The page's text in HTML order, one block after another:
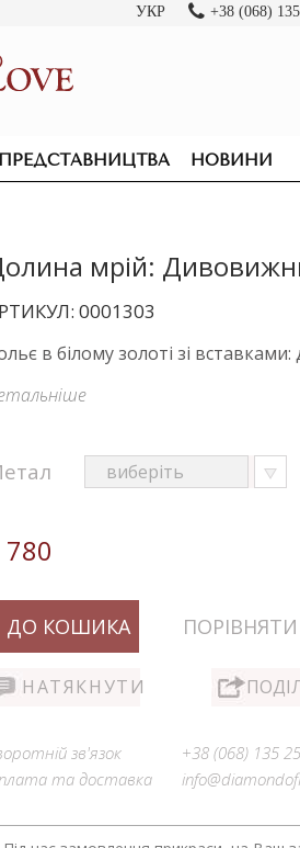
УКР +38 (068)
ОБРУЧКИ
ПРЕДСТАВНИЦТВА НОВИНИ
мрій:
0001303
в білому золоті зі
780
ДО КОШИКА ПОРІВНЯТИ
НАТЯКНУТИ
зв'язок
та доставка
+38 (068) 135